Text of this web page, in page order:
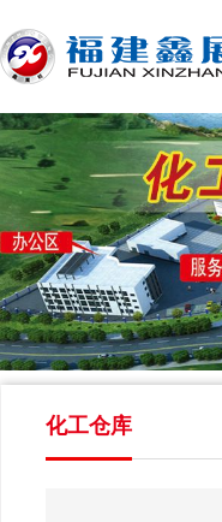
化工仓库